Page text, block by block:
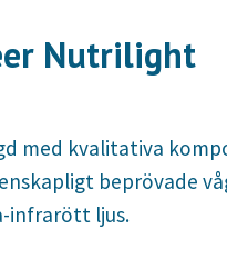
Nutrilight
med kvalitativa
beprövade
infrarött ljus.